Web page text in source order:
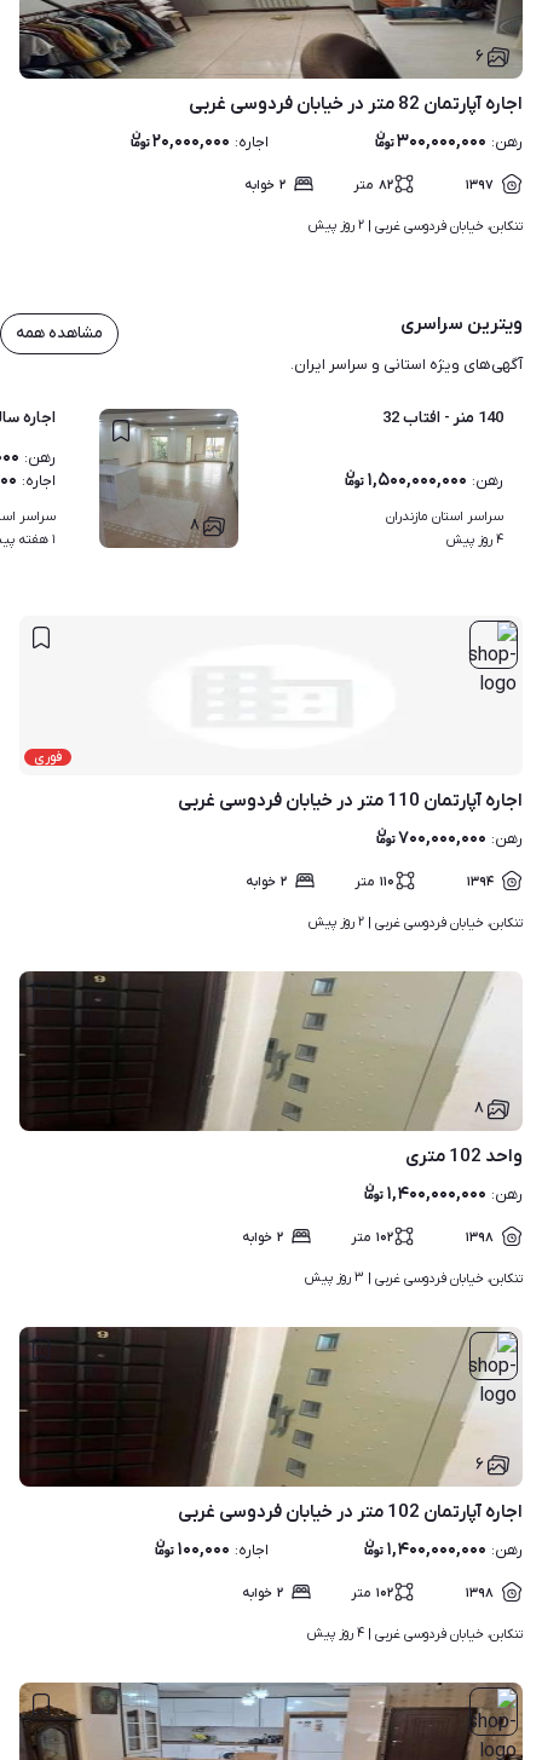
۶
اجاره آپارتمان 82 متر در خیابان فردوسی غربی
رهن: ۳۰۰,۰۰۰,۰۰۰ اجاره: ۲۰,۰۰۰,۰۰۰
۱۳۹۷ ۸۲ متر ۲ خوابه
تنکابن، خیابان فردوسی غربی | ۲ روز پیش
ویترین سراسری
آگهی‌های ویژه استانی و سراسر ایران.
مشاهده همه
۸
140 منر - افتاب 32
رهن: ۱,۵۰۰,۰۰۰,۰۰۰
سراسر استان مازندران
۴ روز پیش
اجاره
رهن:
اجاره:
سراسر
۱ هفته پیش
فوری
اجاره آپارتمان 110 متر در خیابان فردوسی غربی
رهن: ۷۰۰,۰۰۰,۰۰۰
۱۳۹۴ ۱۱۰ متر ۲ خوابه
تنکابن، خیابان فردوسی غربی | ۲ روز پیش
۸
واحد 102 متری
رهن: ۱,۴۰۰,۰۰۰,۰۰۰
۱۳۹۸ ۱۰۲ متر ۲ خوابه
تنکابن، خیابان فردوسی غربی | ۳ روز پیش
۶
اجاره آپارتمان 102 متر در خیابان فردوسی غربی
رهن: ۱,۴۰۰,۰۰۰,۰۰۰ اجاره: ۱۰۰,۰۰۰
۱۳۹۸ ۱۰۲ متر ۲ خوابه
تنکابن، خیابان فردوسی غربی | ۴ روز پیش